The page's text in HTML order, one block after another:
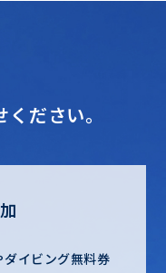
ださい。
イビング無料券